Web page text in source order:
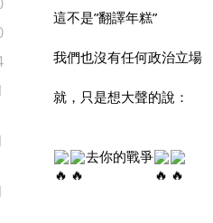
這不是”翻譯年糕”
我們也沒有任何政治立場
就，只是想大聲的說：
去你的戰爭